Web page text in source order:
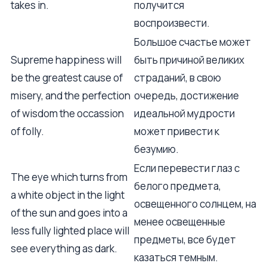
takes in.
получится
воспроизвести.
Supreme happiness will
be the greatest cause of
misery, and the perfection
of wisdom the occassion
of folly.
Большое счастье может
быть причиной великих
страданий, в свою
очередь, достижение
идеальной мудрости
может привести к
безумию.
The eye which turns from
a white object in the light
of the sun and goes into a
less fully lighted place will
see everything as dark.
Если перевести глаз с
белого предмета,
освещенного солнцем, на
менее освещенные
предметы, все будет
казаться темным.